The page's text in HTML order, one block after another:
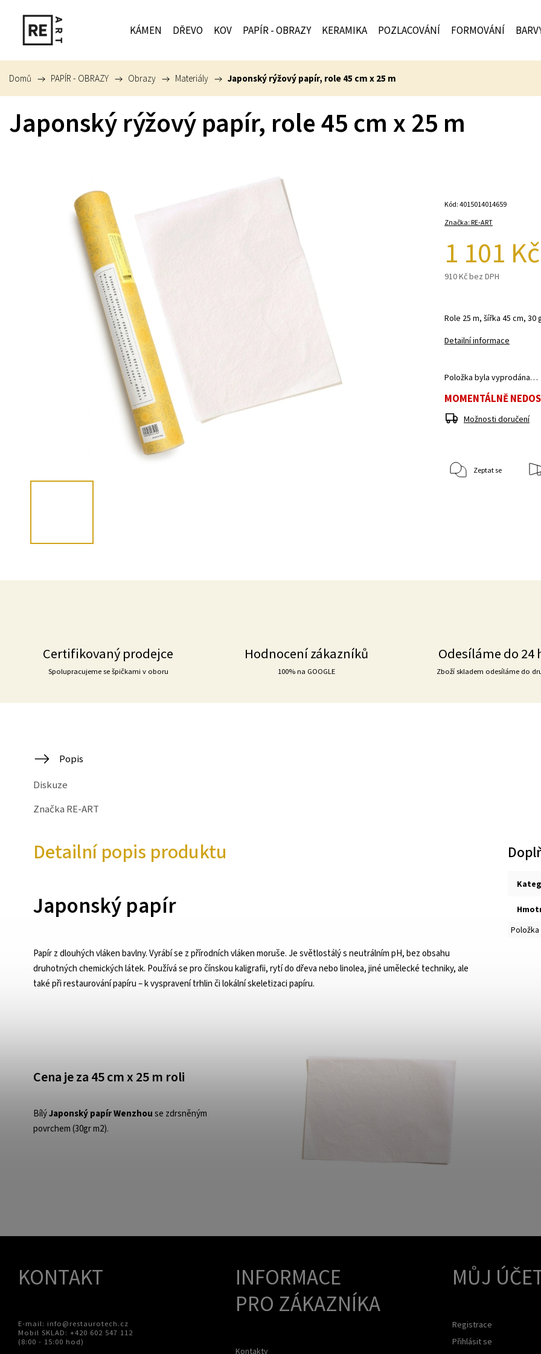
KÁMEN DŘEVO KOV PAPÍR - OBRAZY KERAMIKA POZLACOVÁNÍ FORMOVÁNÍ
Domů / PAPÍR - OBRAZY / Obrazy / Materiály / Japonský rýžový papír, role 45 cm x 25 m
Japonský rýžový papír, role 45 cm x 25 m
Značka: RE-ART
1 101 Kč
910 Kč bez DPH
Kód: 4015014014659
Role 25 m, šířka 45 cm, 30
Detailní informace
Položka byla vyprodána…
MOMENTÁLNĚ
Možnosti doručení
Zeptat se
Certifikovaný prodejce
Spolupracujeme se špičkami v oboru
Hodnocení zákazníků
100% na GOOGLE
Odesíláme do 24
Zboží skladem odesíláme do
Popis
Diskuze
Značka RE-ART
Detailní popis produktu
Japonský papír
Papír z dlouhých vláken bavlny. Vyrábí se z přírodních vláken moruše. Je světlostálý s neutrálním pH, bez obsahu
druhotných chemických látek. Používá se pro čínskou kaligrafii, rytí do dřeva nebo linolea, jiné umělecké techniky, ale
také při restaurování papíru – k vyspravení trhlin či lokální skeletizaci papíru.
Cena je za 45 cm x 25 m roli
BílýJaponský papír Wenzhouse zdrsněným
povrchem (30gr m2).
KONTAKT
E-mail: info@restaurotech.cz
Mobil SKLAD: +420 602 547 112
(8:00 - 15:00 hod)
INFORMACE
PRO ZÁKAZNÍKA
Kontakty
MŮJ
Registrace
Přihlásit se